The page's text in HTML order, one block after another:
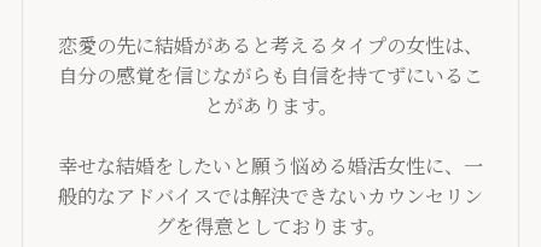
恋愛の先に結婚があると考えるタイプの女性は、
自分の感覚を信じながらも自信を持てずにいるこ
とがあります。
幸せな結婚をしたいと願う悩める婚活女性に、一
般的なアドバイスでは解決できないカウンセリン
グを得意としております。